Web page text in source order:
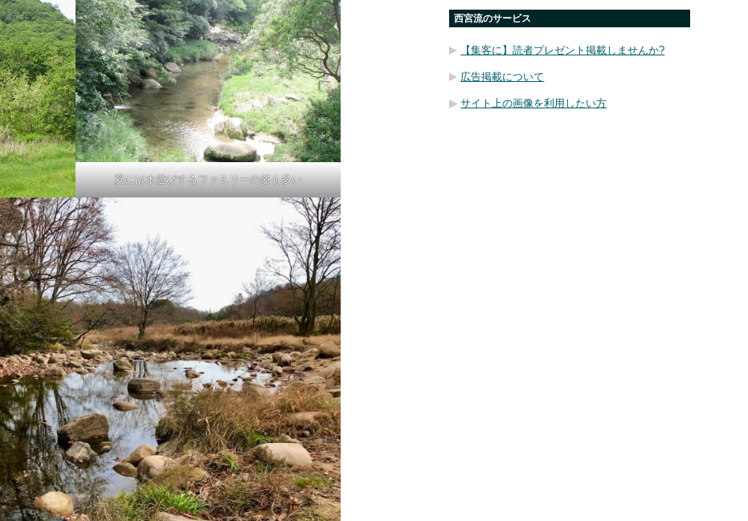
夏には水遊びするファミリーの姿も多い
西宮流のサービス
【集客に】読者プレゼント掲載しませんか?
広告掲載について
サイト上の画像を利用したい方